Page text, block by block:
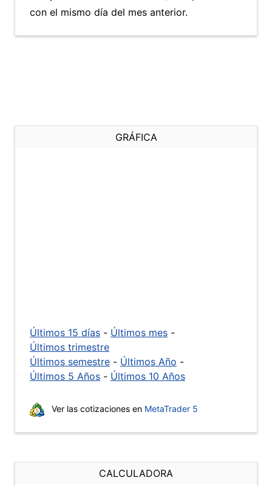
con el mismo día del mes anterior.
GRÁFICA
Últimos 15 días - Últimos mes -
Últimos trimestre
Últimos semestre - Últimos Año -
Últimos 5 Años - Últimos 10 Años
Ver las cotizaciones en MetaTrader 5
CALCULADORA